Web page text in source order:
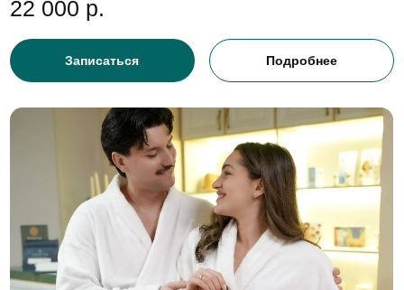
Записаться
Забота в подарок.
Подарочный сертификат
на спа-ритуалы с хаммамом
Широкий выбор программ, элегантная упаковка
и доставка по Москве и ближнему Подмосковью
(либо электронная версия на почту/WhatsApp).